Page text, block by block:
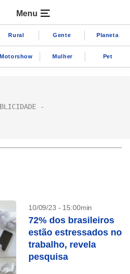
Menu
Rural Gente Planeta
Motorshow Mulher Pet
10/09/23 - 15:00min
72% dos brasileiros
estão estressados no
trabalho, revela
pesquisa